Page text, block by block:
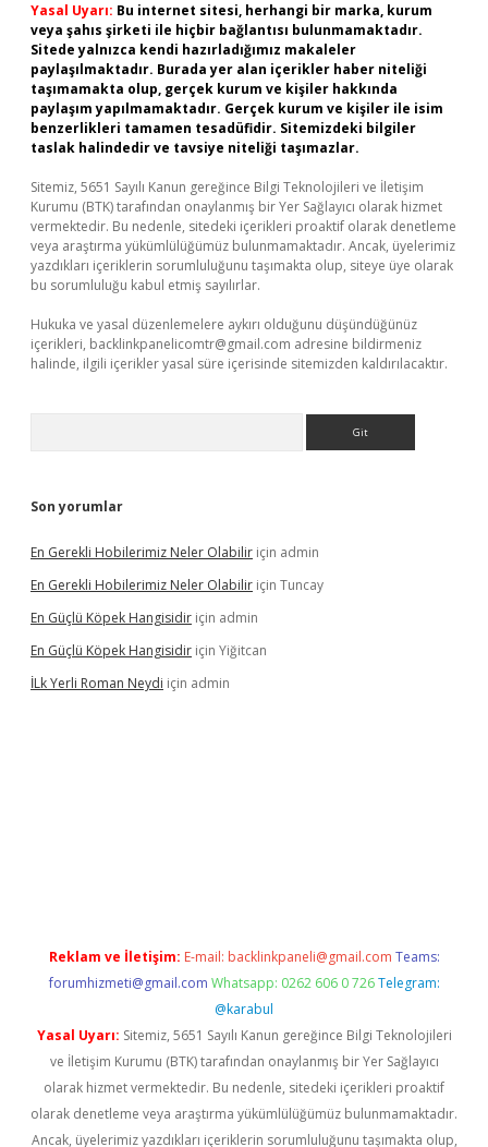
Yasal Uyarı: Bu internet sitesi, herhangi bir marka, kurum
veya şahıs şirketi ile hiçbir bağlantısı bulunmamaktadır.
Sitede yalnızca kendi hazırladığımız makaleler
paylaşılmaktadır. Burada yer alan içerikler haber niteliği
taşımamakta olup, gerçek kurum ve kişiler hakkında
paylaşım yapılmamaktadır. Gerçek kurum ve kişiler ile isim
benzerlikleri tamamen tesadüfidir. Sitemizdeki bilgiler
taslak halindedir ve tavsiye niteliği taşımazlar.
Sitemiz, 5651 Sayılı Kanun gereğince Bilgi Teknolojileri ve İletişim
Kurumu (BTK) tarafından onaylanmış bir Yer Sağlayıcı olarak hizmet
vermektedir. Bu nedenle, sitedeki içerikleri proaktif olarak denetleme
veya araştırma yükümlülüğümüz bulunmamaktadır. Ancak, üyelerimiz
yazdıkları içeriklerin sorumluluğunu taşımakta olup, siteye üye olarak
bu sorumluluğu kabul etmiş sayılırlar.
Hukuka ve yasal düzenlemelere aykırı olduğunu düşündüğünüz
içerikleri, backlinkpanelicomtr@gmail.com adresine bildirmeniz
halinde, ilgili içerikler yasal süre içerisinde sitemizden kaldırılacaktır.
Son yorumlar
En Gerekli Hobilerimiz Neler Olabilir için admin
En Gerekli Hobilerimiz Neler Olabilir için Tuncay
En Güçlü Köpek Hangisidir için admin
En Güçlü Köpek Hangisidir için Yiğitcan
İLk Yerli Roman Neydi için admin
Reklam ve İletişim: E-mail: backlinkpaneli@gmail.com Teams:
forumhizmeti@gmail.com Whatsapp: 0262 606 0 726 Telegram:
@karabul
Yasal Uyarı: Sitemiz, 5651 Sayılı Kanun gereğince Bilgi Teknolojileri
ve İletişim Kurumu (BTK) tarafından onaylanmış bir Yer Sağlayıcı
olarak hizmet vermektedir. Bu nedenle, sitedeki içerikleri proaktif
olarak denetleme veya araştırma yükümlülüğümüz bulunmamaktadır.
Ancak, üyelerimiz yazdıkları içeriklerin sorumluluğunu taşımakta olup,